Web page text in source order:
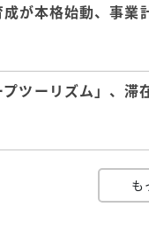
成が本格始動、事
ツーリズム」、
も